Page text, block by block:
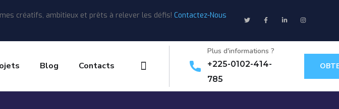
créatifs, ambitieux et prêts à relever les défis! Contactez-Nous
Blog Contacts
Plus d'informations ?
+225-0102-414-
785